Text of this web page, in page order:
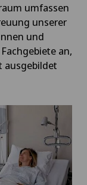
umfassen
unserer
und
an,
ausgebildet